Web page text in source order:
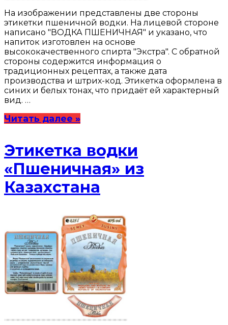
На изображении представлены две стороны
этикетки пшеничной водки. На лицевой стороне
написано "ВОДКА ПШЕНИЧНАЯ" и указано, что
напиток изготовлен на основе
высококачественного спирта "Экстра". С обратной
стороны содержится информация о
традиционных рецептах, а также дата
производства и штрих-код. Этикетка оформлена в
синих и белых тонах, что придаёт ей характерный
вид. …
Читать далее »
Этикетка водки
«Пшеничная» из
Казахстана